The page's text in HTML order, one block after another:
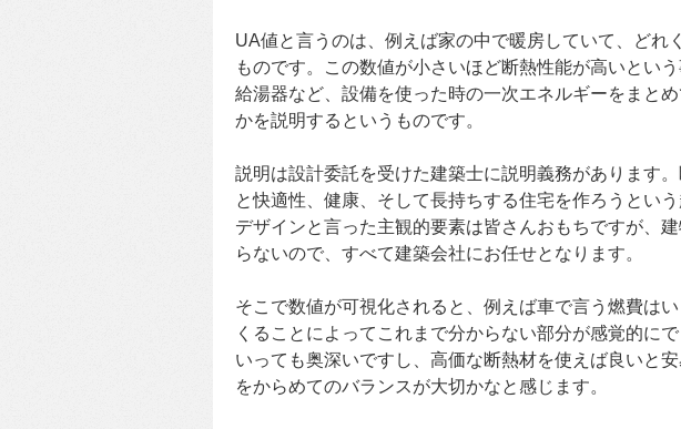
UA値と言うのは、例えば家の中で暖房していて、どれ
ものです。この数値が小さいほど断熱性能が高いとい
給湯器など、設備を使った時の一次エネルギーをまと
かを説明するというものです。
説明は設計委託を受けた建築士に説明義務があります
と快適性、健康、そして長持ちする住宅を作ろうとい
デザインと言った主観的要素は皆さんおもちですが、
らないので、すべて建築会社にお任せとなります。
そこで数値が可視化されると、例えば車で言う燃費は
くることによってこれまで分からない部分が感覚的に
いっても奥深いですし、高価な断熱材を使えば良いと
をからめてのバランスが大切かなと感じます。